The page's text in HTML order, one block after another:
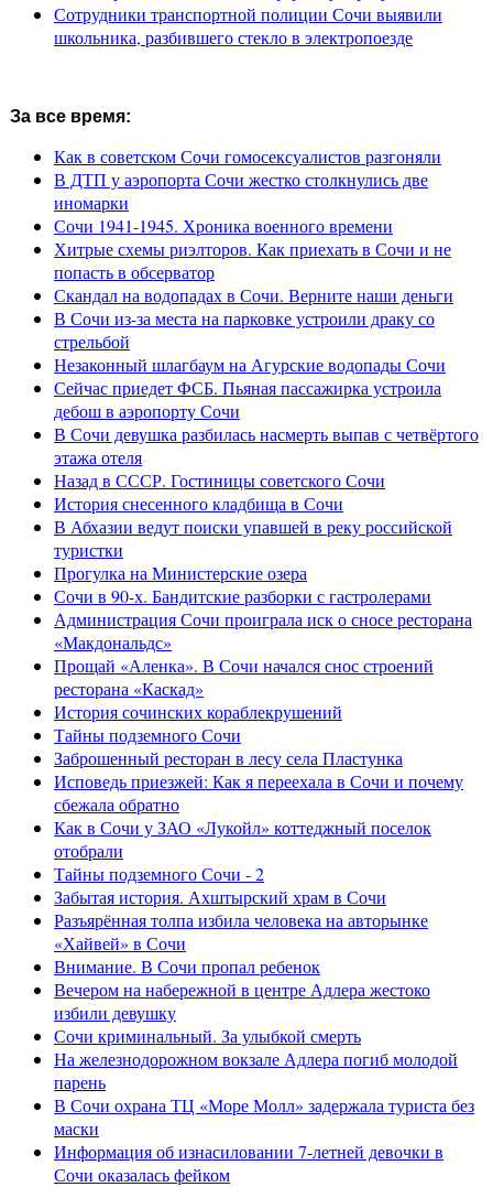
Сотрудники транспортной полиции Сочи выявили
школьника, разбившего стекло в электропоезде
За все время:
Как в советском Сочи гомосексуалистов разгоняли
В ДТП у аэропорта Сочи жестко столкнулись две
иномарки
Сочи 1941-1945. Хроника военного времени
Хитрые схемы риэлторов. Как приехать в Сочи и не
попасть в обсерватор
Скандал на водопадах в Сочи. Верните наши деньги
В Сочи из-за места на парковке устроили драку со
стрельбой
Незаконный шлагбаум на Агурские водопады Сочи
Сейчас приедет ФСБ. Пьяная пассажирка устроила
дебош в аэропорту Сочи
В Сочи девушка разбилась насмерть выпав с четвёртого
этажа отеля
Назад в СССР. Гостиницы советского Сочи
История снесенного кладбища в Сочи
В Абхазии ведут поиски упавшей в реку российской
туристки
Прогулка на Министерские озера
Сочи в 90-х. Бандитские разборки с гастролерами
Администрация Сочи проиграла иск о сносе ресторана
«Макдональдс»
Прощай «Аленка». В Сочи начался снос строений
ресторана «Каскад»
История сочинских кораблекрушений
Тайны подземного Сочи
Заброшенный ресторан в лесу села Пластунка
Исповедь приезжей: Как я переехала в Сочи и почему
сбежала обратно
Как в Сочи у ЗАО «Лукойл» коттеджный поселок
отобрали
Тайны подземного Сочи - 2
Забытая история. Ахштырский храм в Сочи
Разъярённая толпа избила человека на авторынке
«Хайвей» в Сочи
Внимание. В Сочи пропал ребенок
Вечером на набережной в центре Адлера жестоко
избили девушку
Сочи криминальный. За улыбкой смерть
На железнодорожном вокзале Адлера погиб молодой
парень
В Сочи охрана ТЦ «Море Молл» задержала туриста без
маски
Информация об изнасиловании 7-летней девочки в
Сочи оказалась фейком